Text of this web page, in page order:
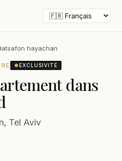
hayachan
●EXCLUSIVITÉ
dans
Tel Aviv